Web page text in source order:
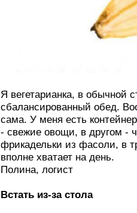
Я вегетарианка, в обычной
сбалансированный обед.
сама. У меня есть
- свежие овощи, в другом -
фрикадельки из фасоли, в
вполне хватает на день.
Полина, логист
Встать из-за стола